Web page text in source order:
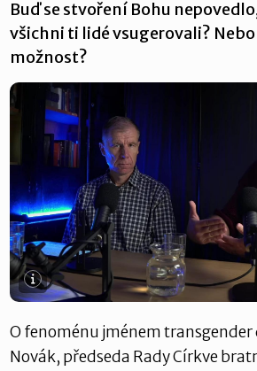
Buď se stvoření Bohu
všichni ti lidé vsugerovali?
možnost?
O fenoménu jménem
Novák, předseda Rady Církve